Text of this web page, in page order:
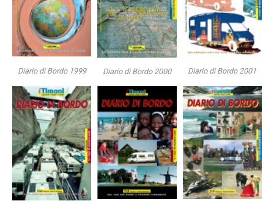
Diario di Bordo 1999 Diario di Bordo 2000 Diario di Bordo 2001